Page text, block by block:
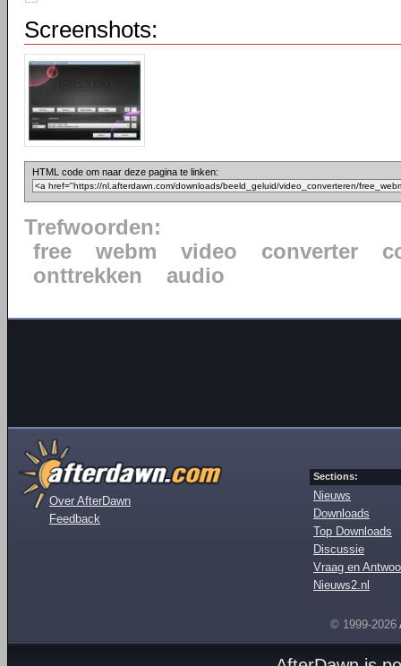
Screenshots:
HTML code om naar deze pagina te linken:
Trefwoorden:
free
webm video converter
onttrekken
audio
Over AfterDawn
Feedback
Sections:
Nieuws
Downloads
Top Downloads
Discussie
Vraag en
Nieuws2.nl
© 1999-2026